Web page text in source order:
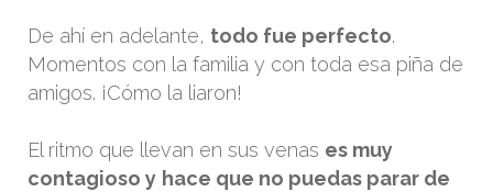
De ahí en adelante, todo fue perfecto.
Momentos con la familia y con toda esa piña de
amigos. ¡Cómo la liaron!
El ritmo que llevan en sus venas es muy
contagioso y hace que no puedas parar de